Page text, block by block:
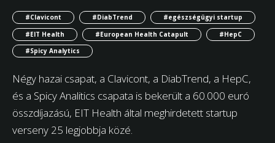
#Clavicont #DiabTrend
#egészségügyi startup
#EIT Health
#European Health Catapult
#HepC
#Spicy Analytics
Négy hazai csapat, a Clavicont, a DiabTrend, a HepC,
és a Spicy Analitics csapata is bekerült a 60.000 euró
összdíjazású, EIT Health által meghirdetett startup
verseny 25 legjobbja közé.